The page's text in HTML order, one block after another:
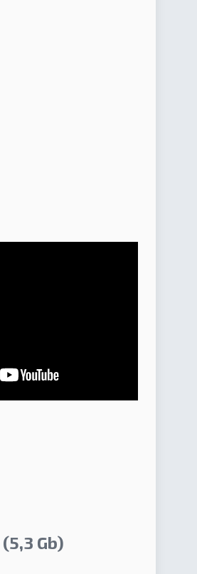
(5,3 Gb)